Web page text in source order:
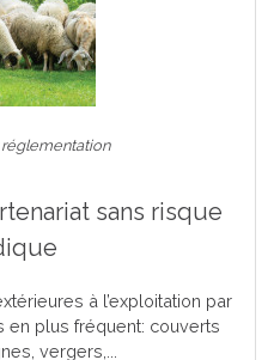
sans risque
à l’exploitation par
plus fréquent: couverts
vergers,...